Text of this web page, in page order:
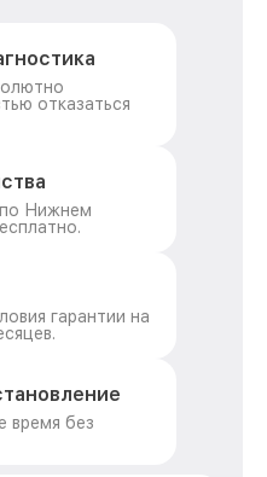
отказаться
Нижнем
гарантии на
время без